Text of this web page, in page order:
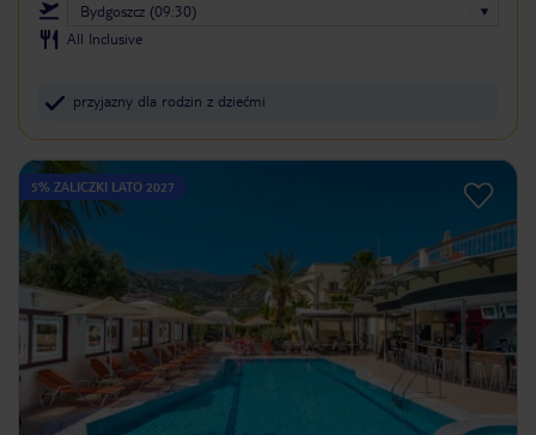
Bydgoszcz (09:30)
All Inclusive
przyjazny dla rodzin z dziećmi
5% ZALICZKI LATO 2027